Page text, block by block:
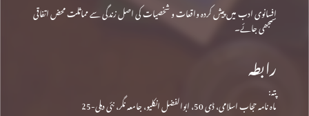
افسانوی ادب میں پیش کردہ واقعات و شخصیات کی اصل زندگی سے مماثلت محض اتفاقی
سمجھی جائے۔
رابطہ
پتہ:
ماہ نامہ حجاب اسلامی، ڈی 50، ابوالفضل انکلیو، جامعہ نگر، نئی دہلی-25